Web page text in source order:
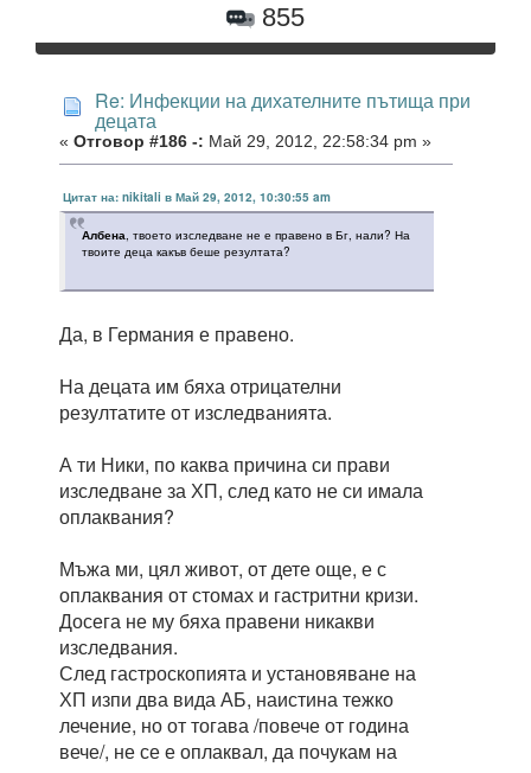
855
Re: Инфекции на дихателните пътища при
децата
« Отговор #186 -: Май 29, 2012, 22:58:34 pm »
Цитат на: nikitali в Май 29, 2012, 10:30:55 am
Албена, твоето изследване не е правено в Бг, нали? На
твоите деца какъв беше резултата?
Да, в Германия е правено.
На децата им бяха отрицателни
резултатите от изследванията.
А ти Ники, по каква причина си прави
изследване за ХП, след като не си имала
оплаквания?
Мъжа ми, цял живот, от дете още, е с
оплаквания от стомах и гастритни кризи.
Досега не му бяха правени никакви
изследвания.
След гастроскопията и установяване на
ХП изпи два вида АБ, наистина тежко
лечение, но от тогава /повече от година
вече/, не се е оплаквал, да почукам на